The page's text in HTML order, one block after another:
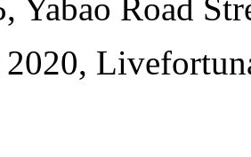
Yabao Road
2020,